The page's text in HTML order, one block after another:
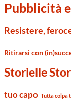
Pubblicità
Resistere,
Ritirarsi con
Storielle
tuo capo Tutta colpa